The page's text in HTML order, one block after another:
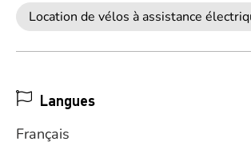
Location de vélos à assistance
Langues
Français